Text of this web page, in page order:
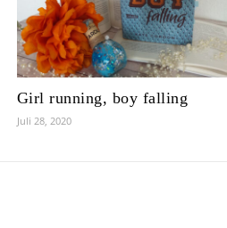
Girl running, boy falling
Juli 28, 2020